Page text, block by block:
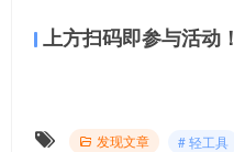
上方扫码即参与活动！
发现文章 # 轻工具